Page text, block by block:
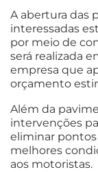
A abertura das
interessadas
por meio de
será realizada
empresa que
orçamento
Além da
intervenções
eliminar
melhores
aos motoristas.